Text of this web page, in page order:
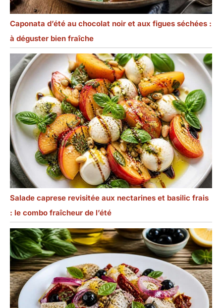
Caponata d’été au chocolat noir et aux figues séchées :
à déguster bien fraîche
Salade caprese revisitée aux nectarines et basilic frais
: le combo fraîcheur de l’été